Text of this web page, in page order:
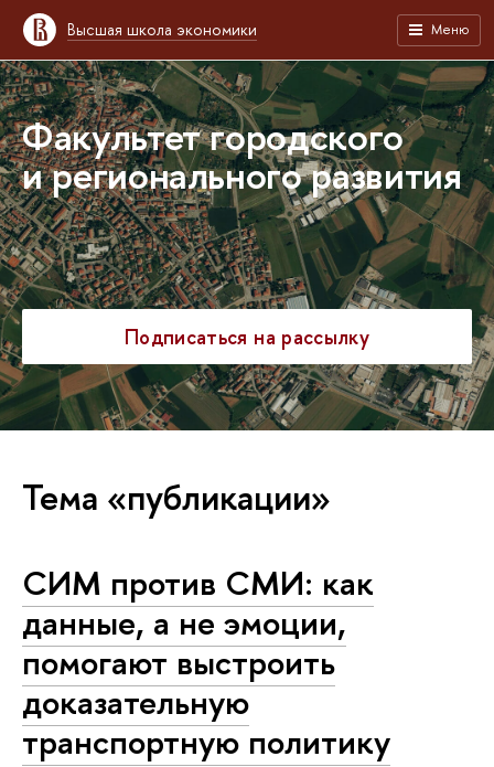
Высшая школа экономики Меню
Факультет городского
и регионального развития
Подписаться на рассылку
Тема «публикации»
СИМ против СМИ: как
данные, а не эмоции,
помогают выстроить
доказательную
транспортную политику